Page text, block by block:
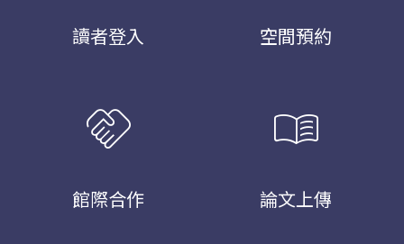
讀者登入 空間預約
handshake
館際合作
menu_book
論文上傳